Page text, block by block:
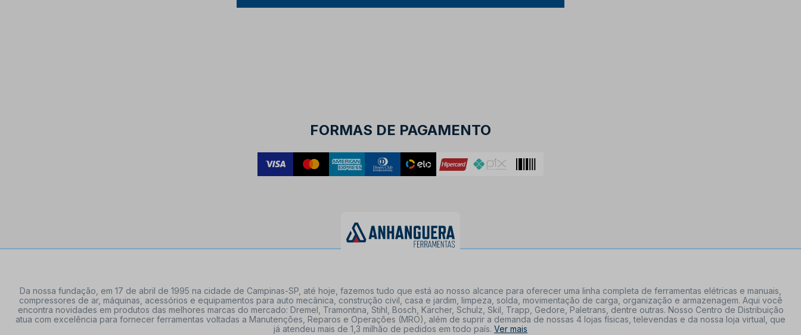
FORMAS DE PAGAMENTO
Da nossa fundação, em 17 de abril de 1995 na cidade de Campinas-SP, até hoje, fazemos tudo que está ao nosso alcance para oferecer uma linha completa de ferramentas elétricas e manuais,
compressores de ar, máquinas, acessórios e equipamentos para auto mecânica, construção civil, casa e jardim, limpeza, solda, movimentação de carga, organização e armazenagem. Aqui você
encontra novidades em produtos das melhores marcas do mercado: Dremel, Tramontina, Stihl, Bosch, Kärcher, Schulz, Skil, Trapp, Gedore, Paletrans, dentre outras. Nosso Centro de Distribuição
atua com excelência para fornecer ferramentas voltadas a Manutenções, Reparos e Operações (MRO), além de suprir a demanda de nossas 4 lojas físicas, televendas e da nossa loja virtual, que
já atendeu mais de 1,3 milhão de pedidos em todo país. Ver mais